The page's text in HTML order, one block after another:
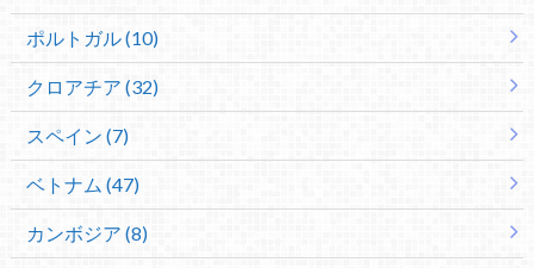
ポルトガル (10)
クロアチア (32)
スペイン (7)
ベトナム (47)
カンボジア (8)